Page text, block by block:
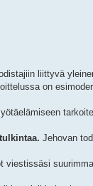
liittyvä
on
Jehovan
viestissäsi